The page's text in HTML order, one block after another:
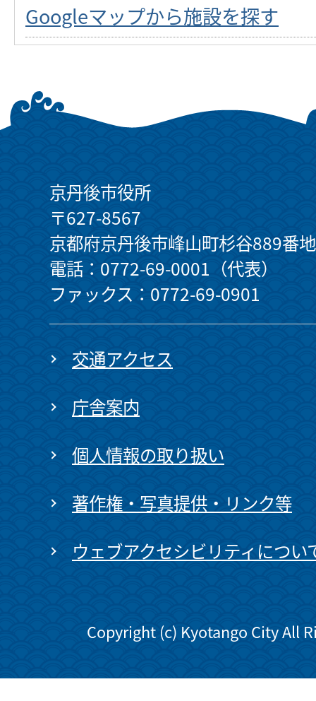
Googleマップから施設を探す
京丹後市役所
〒627-8567
京都府京丹後市峰山町杉谷889番地
電話：0772-69-0001（代表）
ファックス：0772-69-0901
交通アクセス
庁舎案内
個人情報の取り扱い
著作権・写真提供・リンク等
ウェブアクセシビリティについ
Copyright (c) Kyotango City All